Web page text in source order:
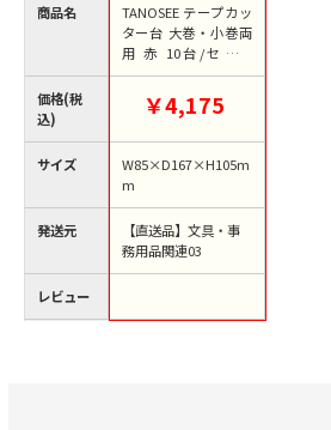
商品名
価格(税
込)
サイズ
発送元
レビュー
TANOSEE テープカッ
ター台 大巻・小巻両
用 赤 10台/セット
（ご注文単位1セッ
￥4,175
W85×D167×H105m
m
【直送品】文具・事
務用品関連03